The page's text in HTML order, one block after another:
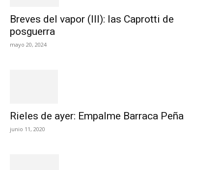
Breves del vapor (III): las Caprotti de
posguerra
mayo 20, 2024
Rieles de ayer: Empalme Barraca Peña
junio 11, 2020